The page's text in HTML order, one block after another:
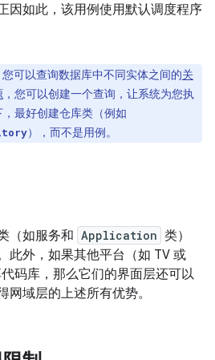
因如此，该用例使用默认调度程序
您可以查询数据库中不同实体之间的关
，您可以创建一个查询，让系统为您执
最好创建仓库类（例如
），而不是用例。
（如服务和 Application 类）
此外，如果其他平台（如 TV 或
码库，那么它们的界面层还可以
域层的上述所有优势。